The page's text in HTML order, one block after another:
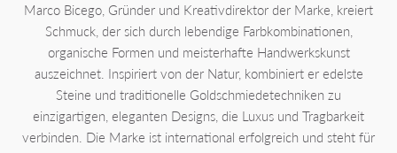
Marco Bicego, Gründer und Kreativdirektor der Marke, kreiert
Schmuck, der sich durch lebendige Farbkombinationen,
organische Formen und meisterhafte Handwerkskunst
auszeichnet. Inspiriert von der Natur, kombiniert er edelste
Steine und traditionelle Goldschmiedetechniken zu
einzigartigen, eleganten Designs, die Luxus und Tragbarkeit
verbinden. Die Marke ist international erfolgreich und steht für